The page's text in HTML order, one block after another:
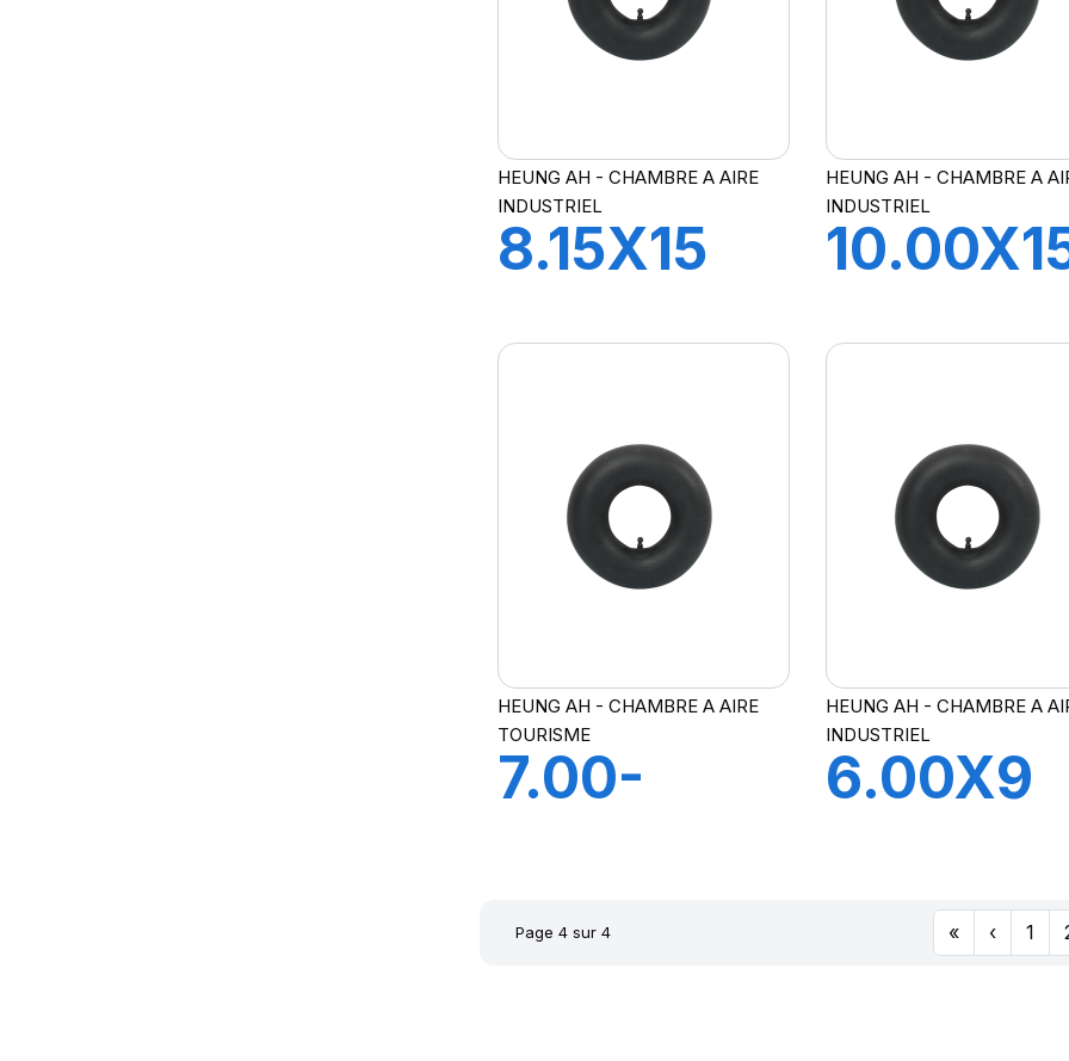
HEUNG AH - CHAMBRE A AIRE
INDUSTRIEL
8.15X15
HEUNG AH - CHAMBRE A
INDUSTRIEL
HEUNG AH - CHAMBRE A AIRE
TOURISME
7.00-
V3-04-2
HEUNG AH - CHAMBRE A
INDUSTRIEL
6.00X9
Page 4 sur 4 « ‹ 1